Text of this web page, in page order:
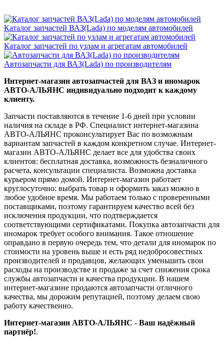
Каталог запчастей ВАЗ(Lada) по моделям автомобилей
Каталог запчастей по узлам и агрегатам автомобилей
Автозапчасти для ВАЗ(Lada) по производителям
Интернет-магазин автозапчастей для ВАЗ и иномарок
АВТО-АЛЬЯНС индивидуально подходит к каждому
клиенту.
Запчасти поставляются в течение 1-6 дней при условии
наличия на складе в РФ. Специалист интернет-магазина
АВТО-АЛЬЯНС проконсультирует Вас по возможным
вариантам запчастей в каждом конкретном случае. Интернет-
магазин АВТО-АЛЬЯНС делает все для удобства своих
клиентов: бесплатная доставка, возможность безналичного
расчета, консультации специалиста. Возможна доставка
курьером прямо домой. Интернет-магазин работает
круглосуточно: выбрать товар и оформить заказ можно в
любое удобное время. Мы работаем только с проверенными
поставщиками, поэтому гарантируем качество всей без
исключения продукции, что подтверждается
соответствующими сертификатами. Покупка автозапчасти для
иномарок требует особого внимания. Такое отношение
оправдано в первую очередь тем, что детали для иномарок по
стоимости на уровень выше и есть ряд недобросовестных
производителей и продавцов, желающих уменьшить свои
расходы на производстве и продаже за счет снижения срока
службы автозапчасти и качества продукции. В нашем
интернет-магазине продаются автозапчасти отличного
качества, мы дорожим репутацией, поэтому делаем свою
работу качественно.
Интернет‑магазин АВТО‑АЛЬЯНС - Ваш надёжный
партнёр!.